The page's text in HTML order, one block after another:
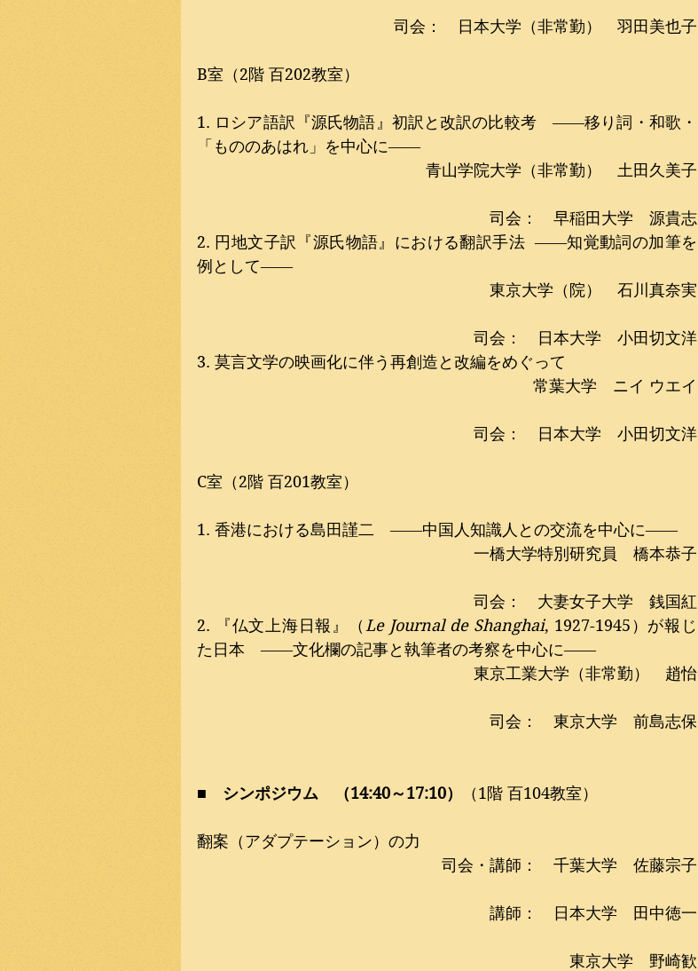
司会：　日本大学（非常勤）　羽田美也子
B室（2階 百202教室）
1. ロシア語訳『源氏物語』初訳と改訳の比較考　――移り詞・和歌・
「もののあはれ」を中心に――
青山学院大学（非常勤）　土田久美子
司会：　早稲田大学　源貴志
2. 円地文子訳『源氏物語』における翻訳手法  ――知覚動詞の加筆を
例として――
東京大学（院）　石川真奈実
司会：　日本大学　小田切文洋
3. 莫言文学の映画化に伴う再創造と改編をめぐって
常葉大学　ニイ ウエイ
司会：　日本大学　小田切文洋
C室（2階 百201教室）
1. 香港における島田謹二　――中国人知識人との交流を中心に――
一橋大学特別研究員　橋本恭子
司会：　大妻女子大学　銭国紅
2. 『仏文上海日報』（ Le Journal de Shanghai, 1927-1945）が報じ
た日本　――文化欄の記事と執筆者の考察を中心に――
東京工業大学（非常勤）　趙怡
司会：　東京大学　前島志保
■　シンポジウム　（14:40～17:10） （1階 百104教室）
翻案（アダプテーション）の力
司会・講師：　千葉大学　佐藤宗子
講師：　日本大学　田中徳一
東京大学　野崎歓